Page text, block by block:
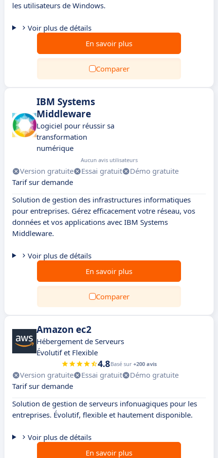
les utilisateurs de Windows.
Voir plus de détails
En savoir plus
Comparer
IBM Systems
Middleware
Logiciel pour réussir sa
transformation
numérique
Aucun avis utilisateurs
Version gratuite Essai gratuit
Démo gratuite
Tarif sur demande
Solution de gestion des infrastructures informatiques
pour entreprises. Gérez efficacement votre réseau, vos
données et vos applications avec IBM Systems
Middleware.
Voir plus de détails
En savoir plus
Comparer
Amazon ec2
Hébergement de Serveurs
Évolutif et Flexible
4.8Basé sur +200 avis
Version gratuite Essai gratuit
Démo gratuite
Tarif sur demande
Solution de gestion de serveurs infonuagiques pour les
entreprises. Évolutif, flexible et hautement disponible.
Voir plus de détails
En savoir plus